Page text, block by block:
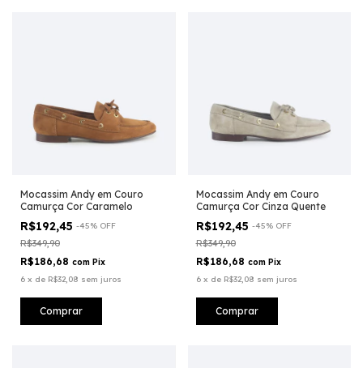
Mocassim Andy em Couro
Camurça Cor Caramelo
R$192,45 -45% OFF
R$349,90
R$186,68 com Pix
6 x de R$32,08 sem juros
Comprar
Mocassim Andy em Couro
Camurça Cor Cinza Quente
R$192,45 -45% OFF
R$349,90
R$186,68 com Pix
6 x de R$32,08 sem juros
Comprar